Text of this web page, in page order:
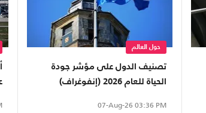
حول العالم
تصنيف الدول على مؤشر جودة
الحياة للعام 2026 (إنفوغراف)
07-Aug-26 03:36 PM